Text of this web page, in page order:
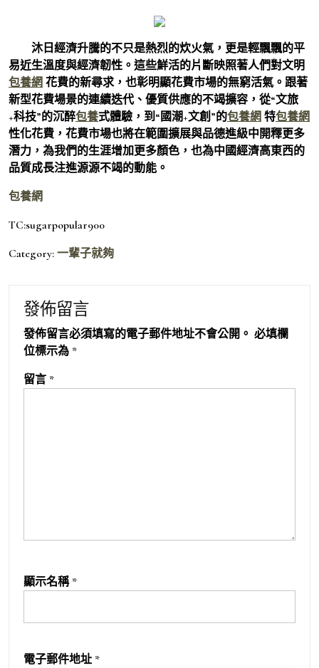
沐日經濟升騰的不只是熱烈的炊火氣，更是輕飄飄的平
易近生溫度與經濟韌性。這些鮮活的片斷映照著人們對文明
包養網 花費的新尋求，也彰明顯花費市場的無窮活氣。跟著
新型花費場景的連續迭代、優質供應的不竭擴容，從“文旅
+科技”的沉醉包養式體驗，到“國潮+文創”的包養網 特包養網
性化花費，花費市場也將在範圍擴展與品德進級中開釋更多
潛力，為我們的生涯增加更多顏色，也為中國經濟高東西的
品質成長注進源源不竭的動能。
包養網
TC:sugarpopular900
Category: 一輩子就夠
發佈留言
發佈留言必須填寫的電子郵件地址不會公開。 必填欄
位標示為 *
留言 *
顯示名稱 *
電子郵件地址 *